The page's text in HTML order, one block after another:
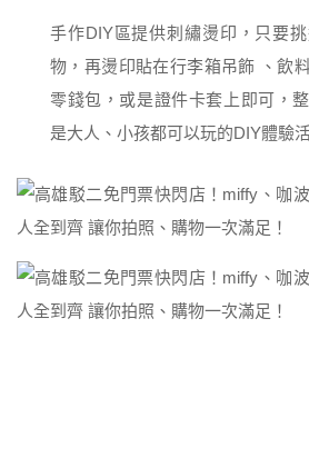
手作DIY區提供刺繡燙印，只要
物，再燙印貼在行李箱吊飾 、飲
零錢包，或是證件卡套上即可，
是大人、小孩都可以玩的DIY體驗